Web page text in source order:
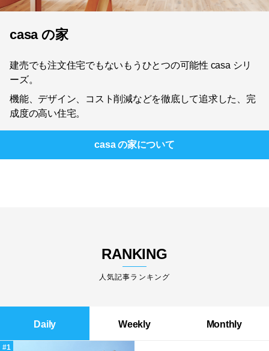
casa の家
建売でも注文住宅でもないもうひとつの可能性 casa シリ
ーズ。
機能、デザイン、コスト削減などを徹底して追求した、完
成度の高い住宅。
casa の家について
RANKING
人気記事ランキング
Daily Weekly Monthly